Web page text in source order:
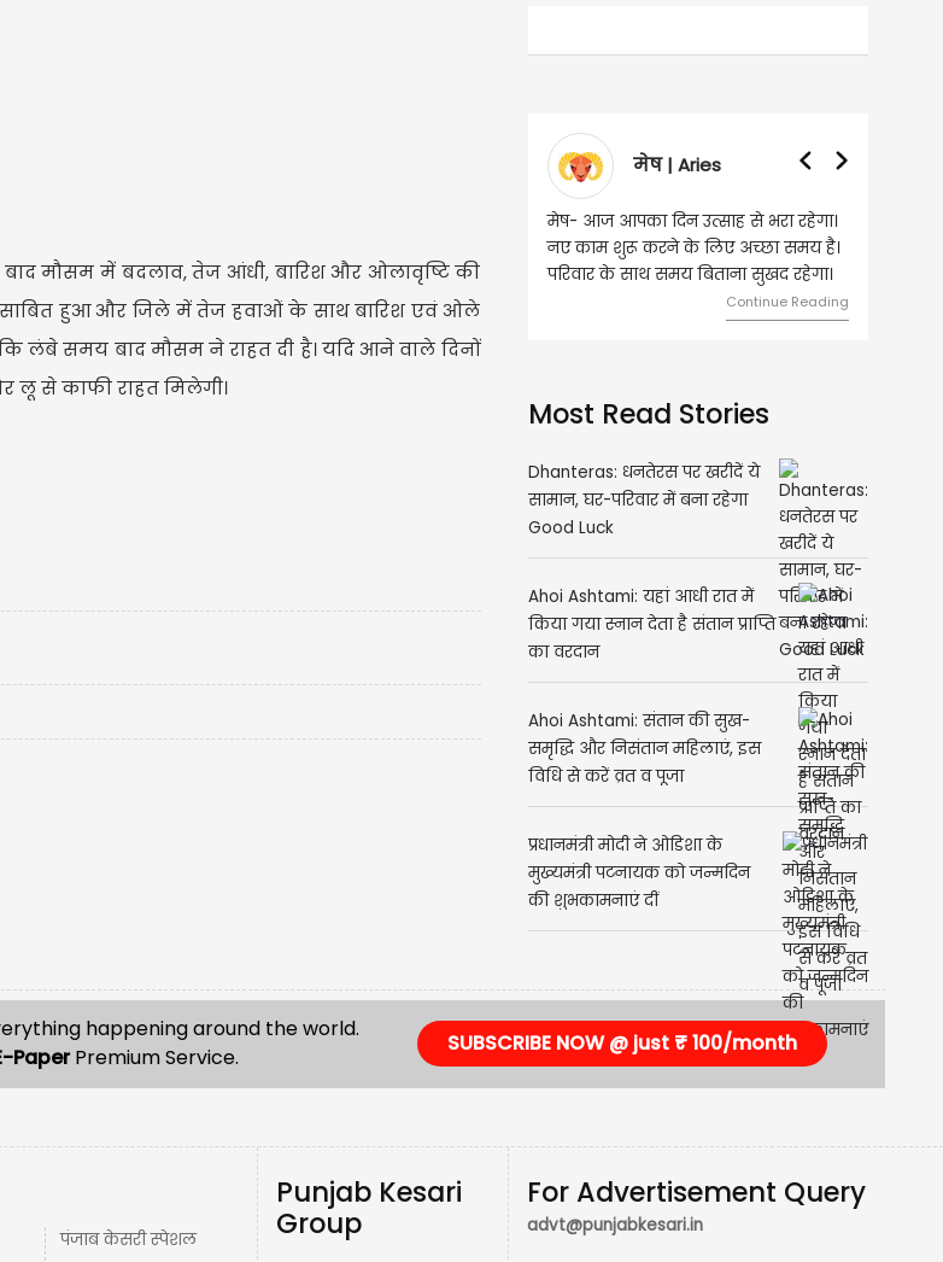
मौसम में बदलाव, तेज आंधी, बारिश और ओलावृष्टि की
साबित हुआ और जिले में तेज हवाओं के साथ बारिश एवं ओले
लंबे समय बाद मौसम ने राहत दी है। यदि आने वाले दिनों
लू से काफी राहत मिलेगी।
मेष- आज आपका दिन उत्साह से भरा रहेगा।
नए काम शुरू करने के लिए अच्छा समय है।
परिवार के साथ समय बिताना सुखद रहेगा।
वृषभ | Taurus
वृष- आज का दिन इस राशि के जातकों के
लिए शुभ रहने वाला है। धन और नौकरी के
मामलों में सफलता मिलेगी। मित्रों से
मेलजोल बढ़ेगा। आर्थिक निवेश सोच-
समझकर...
Most Read Stories
Dhanteras: धनतेरस पर खरीदें ये
सामान, घर-परिवार में बना रहेगा
Ahoi Ashtami: यहां आधी रात में
किया गया स्नान देता है संतान प्राप्ति
Ahoi Ashtami: संतान की सुख-
समृद्धि और निसंतान महिलाएं, इस
प्रधानमंत्री मोदी ने ओडिशा के
मुख्यमंत्री पटनायक को जन्मदिन
happening around the world.
SUBSCRIBE NOW @ just ₹ 100/month
Punjab Kesari
For Advertisement Query